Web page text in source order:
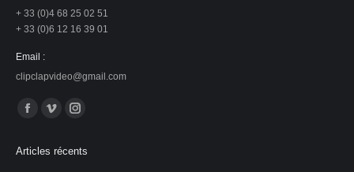
+ 33 (0)4 68 25 02 51
+ 33 (0)6 12 16 39 01
Email :
clipclapvideo@gmail.com
Trouvez nous sur :
Facebook
La
Vimeo
La
Instagram
Articles récents